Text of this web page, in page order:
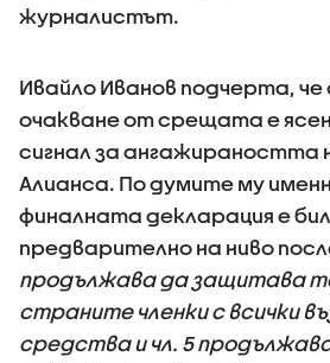
журналистът.
Ивайло Иванов подчерта,
очакване от срещата е
сигнал за ангажираността
Алианса. По думите му
финалната декларация е
предварително на ниво
продължава да защитава
страните членки с всички
средства и чл. 5